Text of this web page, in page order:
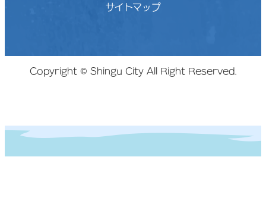
サイトマップ
Copyright © Shingu City All Right Reserved.